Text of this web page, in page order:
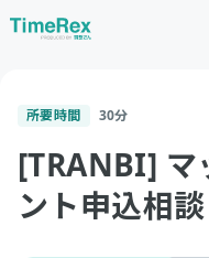
所要時間 30分
[TRANBI] マ
ント申込相談